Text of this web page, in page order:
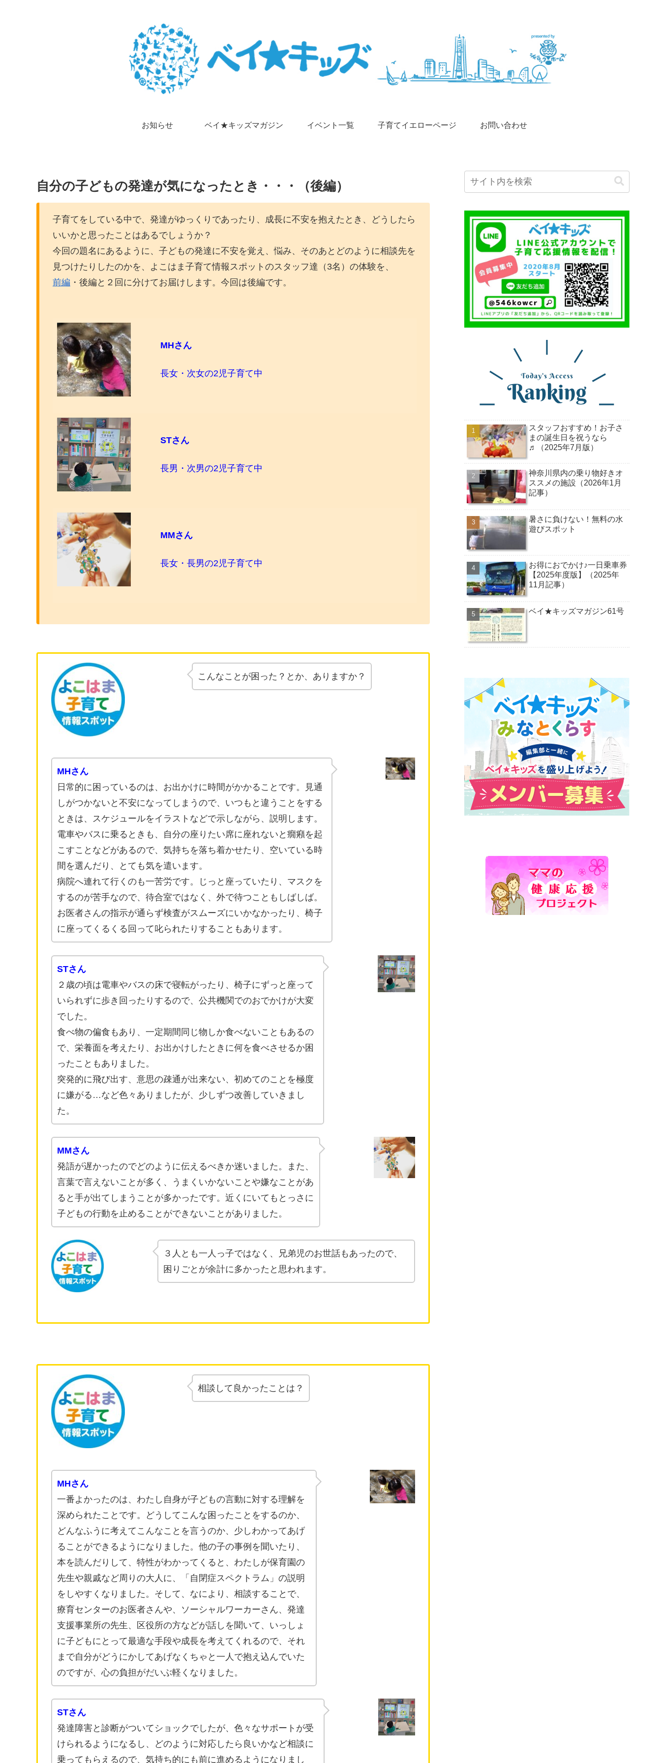
お知らせ ベイ★キッズマガジン イベント一覧 子育てイエローページ お問い合わせ
自分の子どもの発達が気になったとき・・・（後編）
子育てをしている中で、発達がゆっくりであったり、成長に不安を抱えたとき、どうしたら
いいかと思ったことはあるでしょうか？
今回の題名にあるように、子どもの発達に不安を覚え、悩み、そのあとどのように相談先を
見つけたりしたのかを、よこはま子育て情報スポットのスタッフ達（3名）の体験を、
前編 ・後編と２回に分けてお届けします。今回は後編です。
MHさん
長女・次女の2児子育て中
STさん
長男・次男の2児子育て中
MMさん
長女・長男の2児子育て中
こんなことが困った？とか、ありますか？
MHさん
日常的に困っているのは、お出かけに時間がかかることです。見通
しがつかないと不安になってしまうので、いつもと違うことをする
ときは、スケジュールをイラストなどで示しながら、説明します。
電車やバスに乗るときも、自分の座りたい席に座れないと癇癪を起
こすことなどがあるので、気持ちを落ち着かせたり、空いている時
間を選んだり、とても気を遣います。
病院へ連れて行くのも一苦労です。じっと座っていたり、マスクを
するのが苦手なので、待合室ではなく、外で待つこともしばしば。
お医者さんの指示が通らず検査がスムーズにいかなかったり、椅子
に座ってくるくる回って叱られたりすることもあります。
STさん
２歳の頃は電車やバスの床で寝転がったり、椅子にずっと座って
いられずに歩き回ったりするので、公共機関でのおでかけが大変
でした。
食べ物の偏食もあり、一定期間同じ物しか食べないこともあるの
で、栄養面を考えたり、お出かけしたときに何を食べさせるか困
ったこともありました。
突発的に飛び出す、意思の疎通が出来ない、初めてのことを極度
に嫌がる…など色々ありましたが、少しずつ改善していきまし
た。
MMさん
発語が遅かったのでどのように伝えるべきか迷いました。また、
言葉で言えないことが多く、うまくいかないことや嫌なことがあ
ると手が出てしまうことが多かったです。近くにいてもとっさに
子どもの行動を止めることができないことがありました。
３人とも一人っ子ではなく、兄弟児のお世話もあったので、
困りごとが余計に多かったと思われます。
相談して良かったことは？
MHさん
一番よかったのは、わたし自身が子どもの言動に対する理解を
深められたことです。どうしてこんな困ったことをするのか、
どんなふうに考えてこんなことを言うのか、少しわかってあげ
ることができるようになりました。他の子の事例を聞いたり、
本を読んだりして、特性がわかってくると、わたしが保育園の
先生や親戚など周りの大人に、「自閉症スペクトラム」の説明
をしやすくなりました。そして、なにより、相談することで、
療育センターのお医者さんや、ソーシャルワーカーさん、発達
支援事業所の先生、区役所の方などが話しを聞いて、いっしょ
に子どもにとって最適な手段や成長を考えてくれるので、それ
まで自分がどうにかしてあげなくちゃと一人で抱え込んでいた
のですが、心の負担がだいぶ軽くなりました。
STさん
発達障害と診断がついてショックでしたが、色々なサポートが受
けられるようになるし、どのように対応したら良いかなど相談に
乗ってもらえるので、気持ち的にも前に進めるようになりまし
スタッフおすすめ！お子さ
まの誕生日を祝うなら
♬（2025年7月版）
神奈川県内の乗り物好きオ
ススメの施設（2026年1月
記事）
暑さに負けない！無料の水
遊びスポット
お得におでかけ♪一日乗車券
【2025年度版】（2025年
11月記事）
ベイ★キッズマガジン61号